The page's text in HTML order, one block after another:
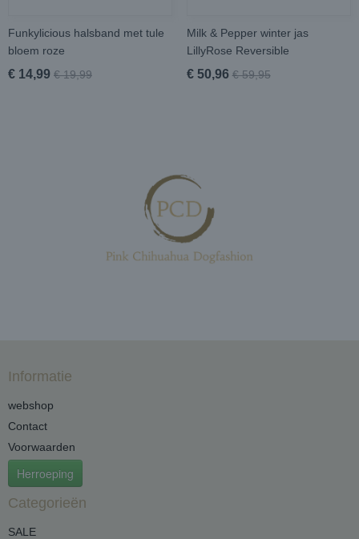
Funkylicious halsband met tule
bloem roze
€ 14,99 € 19,99
Milk & Pepper winter jas
LillyRose Reversible
€ 50,96 € 59,95
Informatie
webshop
Contact
Voorwaarden
Herroeping
Categorieën
SALE